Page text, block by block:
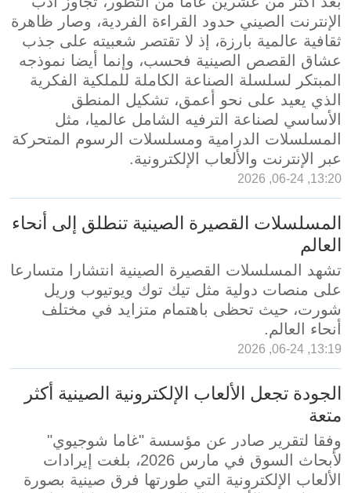
الإنترنت الصيني حدود القراءة الفردية، وصار ظاهرة
ثقافية عالمية بارزة، إذ لا تقتصر شعبيته على جذب
عشاق القصص الصينية فحسب، وإنما أيضا نموذجه
المبتكر لسلسلة الصناعة الكاملة للملكية الفكرية
الذي يعيد على نحو أعمق، تشكيل المنطق
الأساسي لصناعة الترفيه الشامل عالميا، مثل
المسلسلات الدرامية ومسلسلات الرسوم المتحركة
عبر الإنترنت والألعاب الإلكترونية.
13:20, 06-24, 2026
المسلسلات القصيرة الصينية تنطلق إلى أنحاء
العالم
تشهد المسلسلات القصيرة الصينية انتشارا متسارعا
على منصات دولية مثل تيك توك ويوتيوب وريل
شورت، حيث تحظى باهتمام متزايد في مختلف
أنحاء العالم.
13:19, 06-24, 2026
الجودة تجعل الألعاب الإلكترونية الصينية أكثر
متعة
وفقا لتقرير صادر عن مؤسسة "غاما شوجيوي"
لأبحاث السوق في مارس 2026، بلغت إيرادات
الألعاب الإلكترونية التي طورتها فرق صينية بصورة